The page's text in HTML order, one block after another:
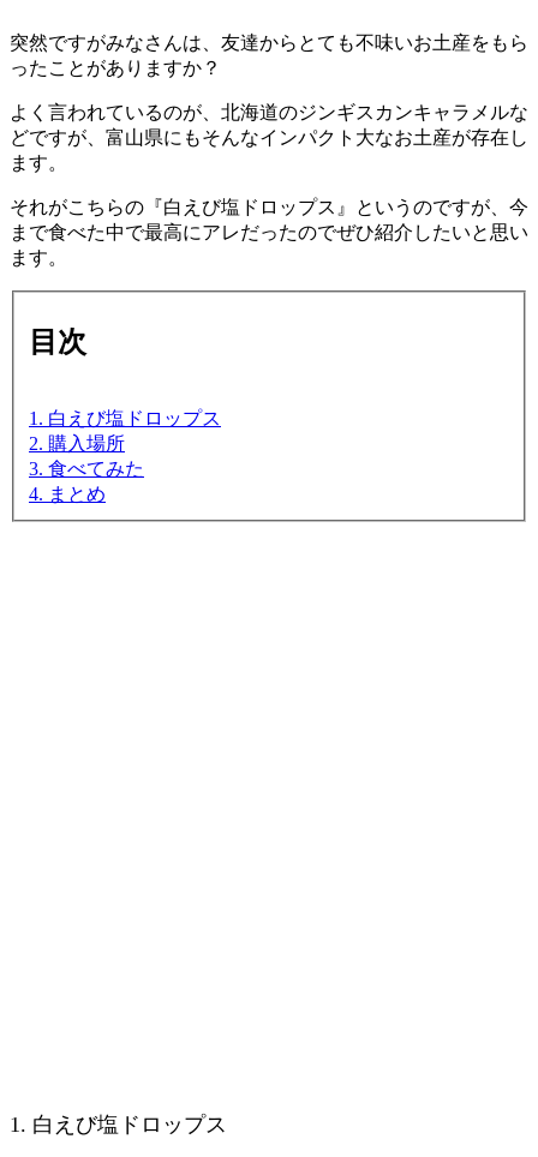
突然ですがみなさんは、友達からとても不味いお土産をもら
ったことがありますか？
よく言われているのが、北海道のジンギスカンキャラメルな
どですが、富山県にもそんなインパクト大なお土産が存在し
ます。
それがこちらの『白えび塩ドロップス』というのですが、今
まで食べた中で最高にアレだったのでぜひ紹介したいと思い
ます。
目次
1. 白えび塩ドロップス
2. 購入場所
3. 食べてみた
4. まとめ
1. 白えび塩ドロップス